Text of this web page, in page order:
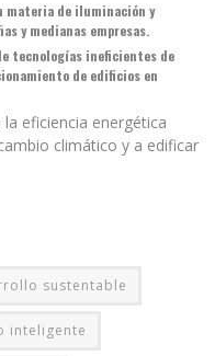
materia de iluminación y
y medianas empresas.
tecnologías ineficientes de
de edificios en
eficiencia energética
climático y a edificar
sustentable
inteligente